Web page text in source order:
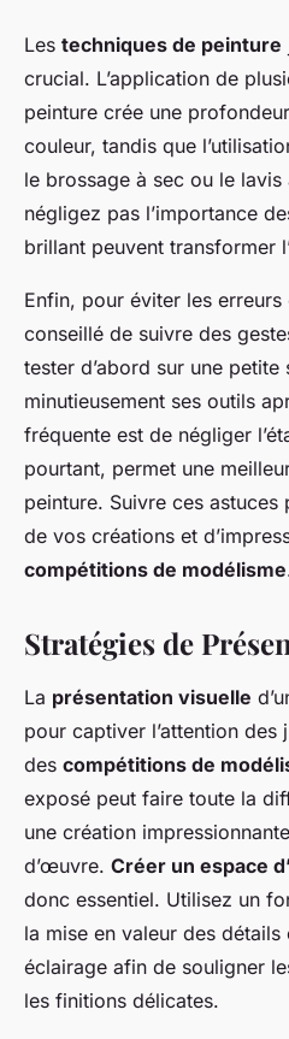
Les techniques de peinture
crucial. L’application de
peinture crée une
couleur, tandis que
le brossage à sec ou le
négligez pas l’importance
brillant peuvent transformer
Enfin, pour éviter les
conseillé de suivre des
tester d’abord sur une
minutieusement ses outils
fréquente est de négliger
pourtant, permet une
peinture. Suivre ces astuces
de vos créations et
compétitions de modélisme
Stratégies de
La présentation visuelle
pour captiver l’attention
des compétitions de
exposé peut faire toute la
une création
d’œuvre. Créer un espace
donc essentiel. Utilisez un
la mise en valeur des
éclairage afin de souligner
les finitions délicates.